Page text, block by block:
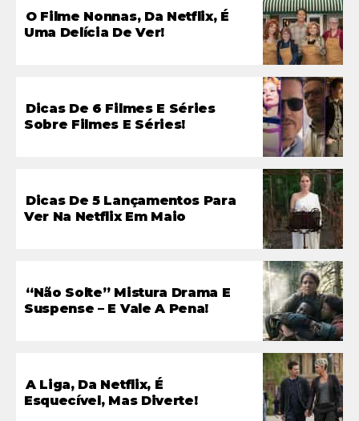
O Filme Nonnas, Da Netflix, É
Uma Delícia De Ver!
Dicas De 6 Filmes E Séries
Sobre Filmes E Séries!
Dicas De 5 Lançamentos Para
Ver Na Netflix Em Maio
“Não Solte” Mistura Drama E
Suspense – E Vale A Pena!
A Liga, Da Netflix, É
Esquecível, Mas Diverte!